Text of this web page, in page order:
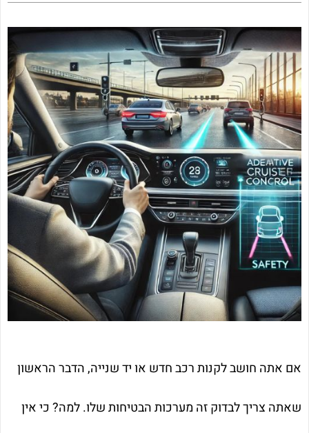
אם אתה חושב לקנות רכב חדש או יד שנייה, הדבר הראשון
שאתה צריך לבדוק זה מערכות הבטיחות שלו. למה? כי אין